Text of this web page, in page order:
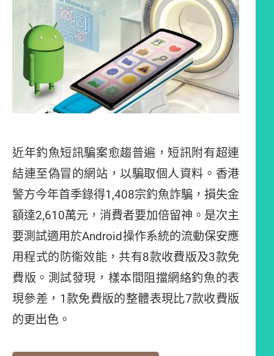
近年釣魚短訊騙案愈趨普遍，短訊附有超連
結連至偽冒的網站，以騙取個人資料。香港
警方今年首季錄得1,408宗釣魚詐騙，損失金
額達2,610萬元，消費者要加倍留神。是次主
要測試適用於Android操作系統的流動保安應
用程式的防衞效能，共有8款收費版及3款免
費版。測試發現，樣本間阻擋網絡釣魚的表
現參差，1款免費版的整體表現比7款收費版
的更出色。